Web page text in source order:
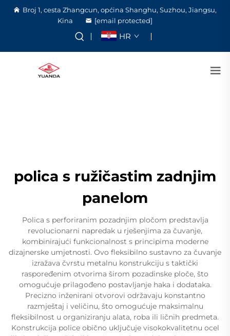
Broj 1, cesta Zhangcun, općina Shanghu, Suzhou, Jiangsu,
Kina
[email protected]
HR
polica s ružičastim zadnjim
panelom
Polica s perforiranim pozadnjim pločom predstavlja
revolucionarni napredak u rješenjima za čuvanje,
kombinirajući funkcionalnost s principima moderne
dizajnerske umjetnosti. Ovo fleksibilno sustavno za čuvanje
izražava čvrstu metalnu konstrukciju s taktički
raspoređenim otvorima širom pozadinske ploče, što
omogućuje prilagođeno postavljanje haka i dodataka.
Precizno inženirani otvorovi održavaju konstantno
razmještaj i veličinu, što omogućuje maksimalnu
fleksibilnost u organiziranju alata, roba ili ličnih predmeta.
Konstrukcija police obično uključuje visokokvalitetnu ocel